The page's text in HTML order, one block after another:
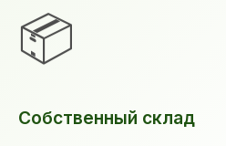
📦
Собственный склад